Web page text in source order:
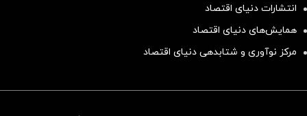
انتشارات دنیای اقتصاد
همایش‌های دنیای اقتصاد
مرکز نوآوری و شتابدهی دنیای اقتصاد